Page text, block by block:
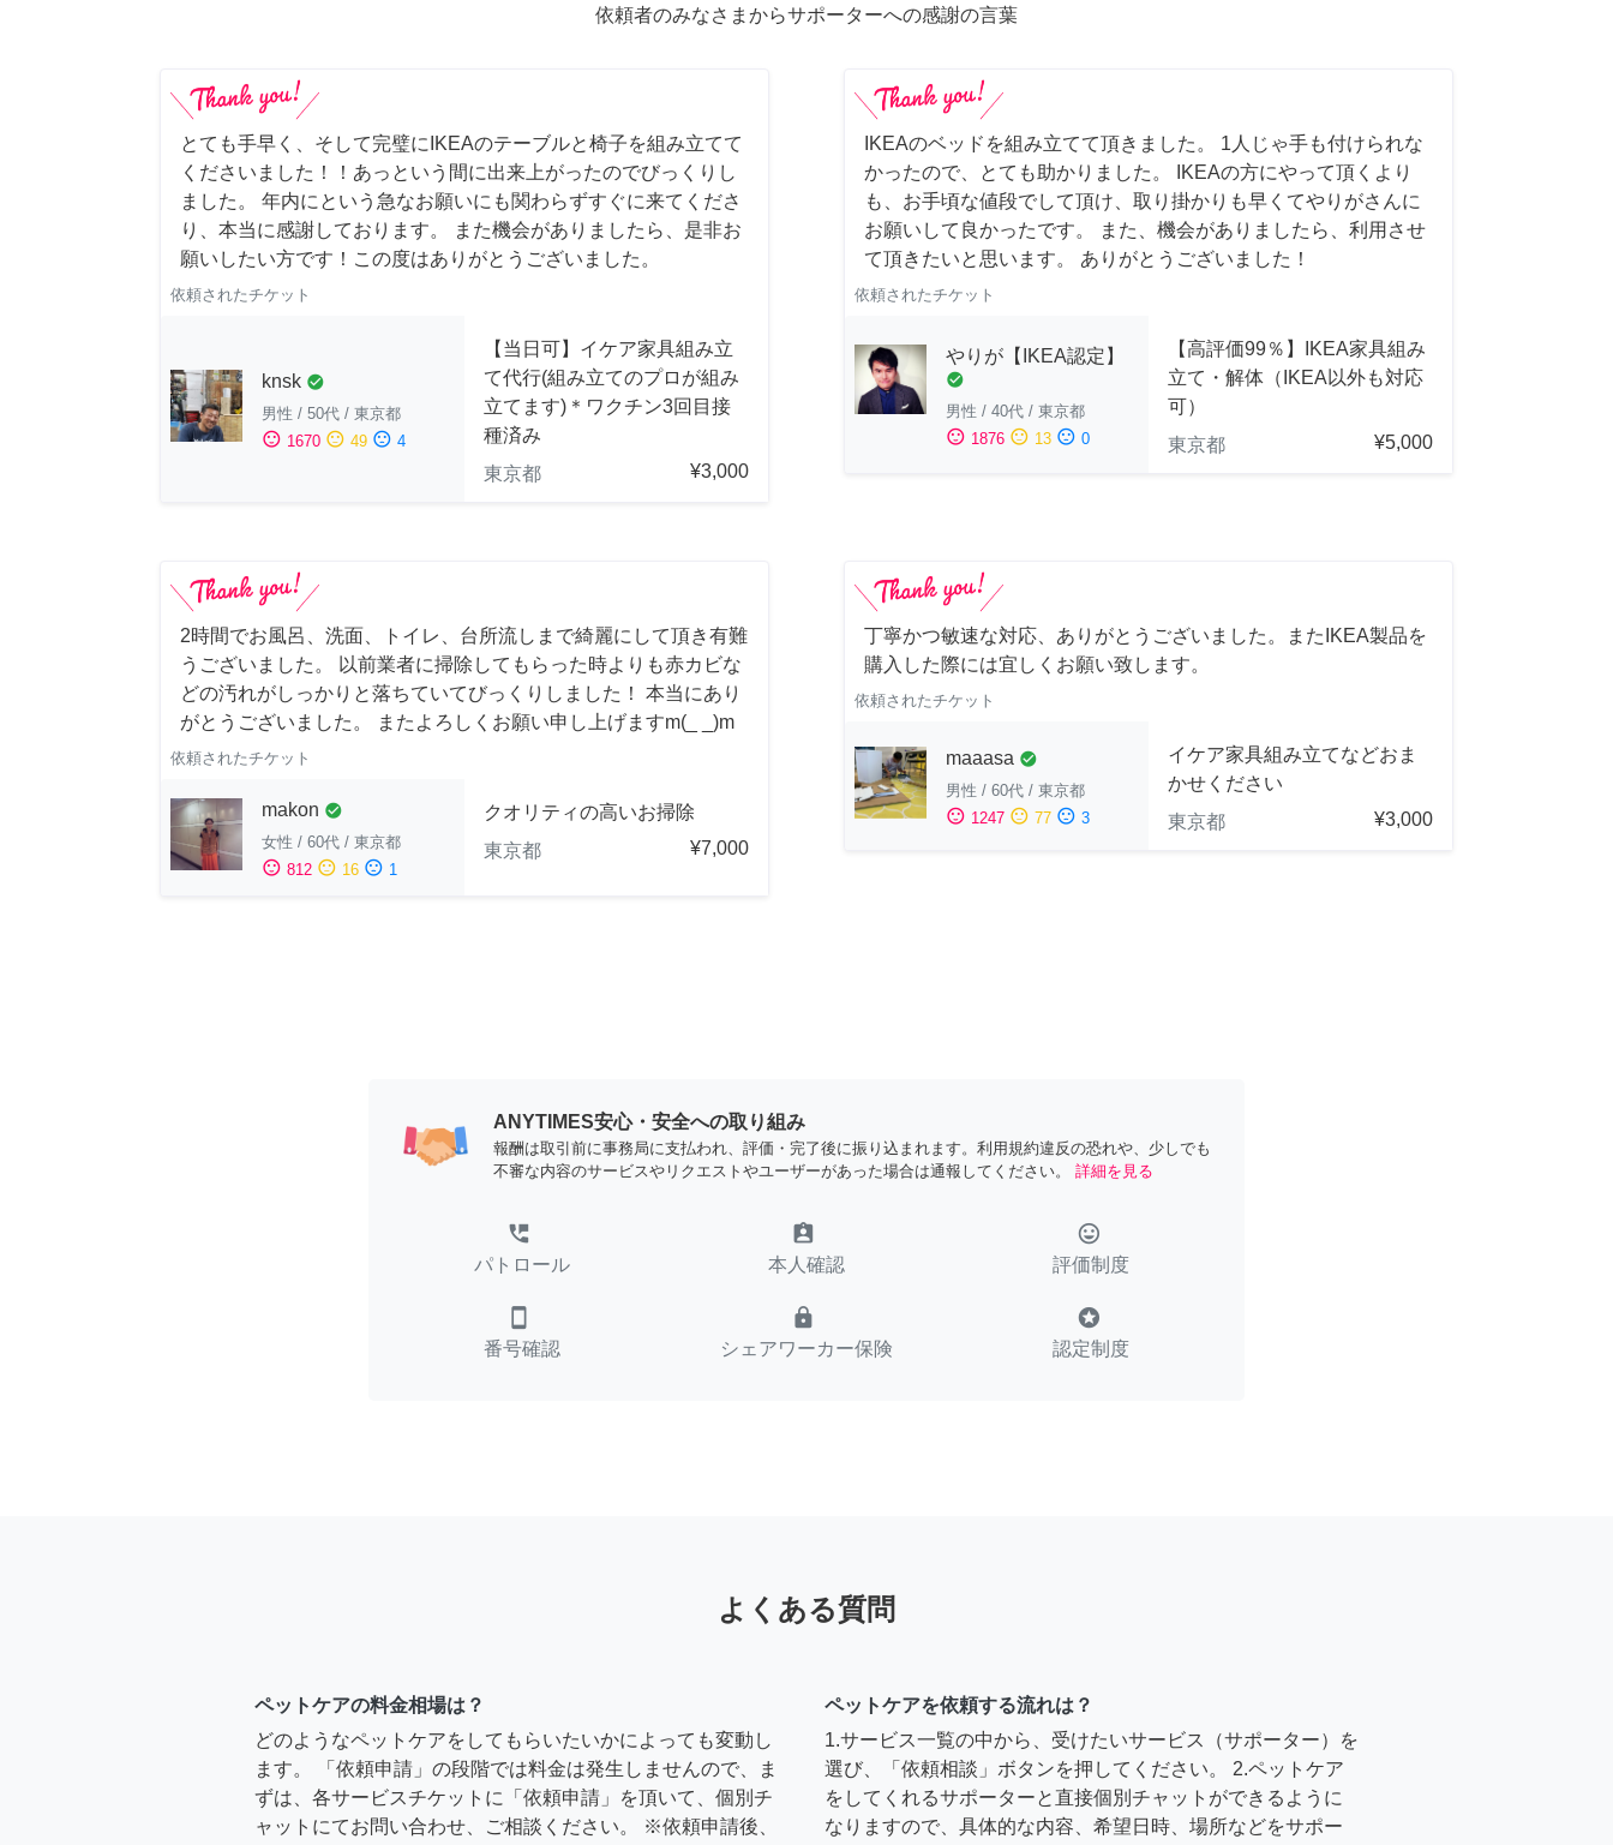
依頼者のみなさまからサポーターへの感謝の言葉
とても手早く、そして完璧にIKEAのテーブルと椅子を組み立てて
くださいました！！あっという間に出来上がったのでびっくりし
ました。 年内にという急なお願いにも関わらずすぐに来てくださ
り、本当に感謝しております。 また機会がありましたら、是非お
願いしたい方です！この度はありがとうございました。
依頼されたチケット
knsk check_circle
男性 / 50代 / 東京都
sentiment_satisfied 1670 sentiment_neutral 49 sentiment_dissatisfied 4
【当日可】イケア家具組み立
て代行(組み立てのプロが組み
立てます)＊ワクチン3回目接
種済み
東京都
¥3,000
IKEAのベッドを組み立てて頂きました。 1人じゃ手も付けられな
かったので、とても助かりました。 IKEAの方にやって頂くより
も、お手頃な値段でして頂け、取り掛かりも早くてやりがさんに
お願いして良かったです。 また、機会がありましたら、利用させ
て頂きたいと思います。 ありがとうございました！
依頼されたチケット
やりが【IKEA認定】
check_circle
男性 / 40代 / 東京都
sentiment_satisfied 1876 sentiment_neutral 13 sentiment_dissatisfied 0
【高評価99％】IKEA家具組み
立て・解体（IKEA以外も対応
可）
東京都
¥5,000
2時間でお風呂、洗面、トイレ、台所流しまで綺麗にして頂き有難
うございました。 以前業者に掃除してもらった時よりも赤カビな
どの汚れがしっかりと落ちていてびっくりしました！ 本当にあり
がとうございました。 またよろしくお願い申し上げますm(_ _)m
依頼されたチケット
makon check_circle
女性 / 60代 / 東京都
sentiment_satisfied 812 sentiment_neutral 16 sentiment_dissatisfied 1
クオリティの高いお掃除
東京都
¥7,000
丁寧かつ敏速な対応、ありがとうございました。またIKEA製品を
購入した際には宜しくお願い致します。
依頼されたチケット
maaasa check_circle
男性 / 60代 / 東京都
sentiment_satisfied 1247 sentiment_neutral 77 sentiment_dissatisfied 3
イケア家具組み立てなどおま
かせください
東京都
¥3,000
ANYTIMES安心・安全への取り組み
報酬は取引前に事務局に支払われ、評価・完了後に振り込まれます。利用規約違反の恐れや、少しでも
不審な内容のサービスやリクエストやユーザーがあった場合は通報してください。
詳細を見る
perm_phone_msg
パトロール
assignment_ind
本人確認
tag_faces
評価制度
smartphone
番号確認
lock
シェアワーカー保険
stars
認定制度
よくある質問
ペットケアの料金相場は？
どのようなペットケアをしてもらいたいかによっても変動し
ます。 「依頼申請」の段階では料金は発生しませんので、ま
ずは、各サービスチケットに「依頼申請」を頂いて、個別チ
ャットにてお問い合わせ、ご相談ください。 ※依頼申請後、
ペットケアを依頼する流れは？
1.サービス一覧の中から、受けたいサービス（サポーター）を
選び、「依頼相談」ボタンを押してください。 2.ペットケア
をしてくれるサポーターと直接個別チャットができるように
なりますので、具体的な内容、希望日時、場所などをサポー